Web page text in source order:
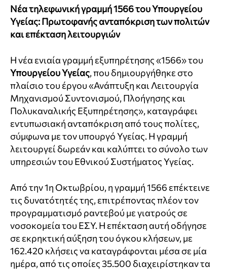
Νέα τηλεφωνική γραμμή 1566 του Υπουργείου
Υγείας: Πρωτοφανής ανταπόκριση των πολιτών
και επέκταση λειτουργιών
Η νέα ενιαία γραμμή εξυπηρέτησης «1566» του
Υπουργείου Υγείας, που δημιουργήθηκε στο
πλαίσιο του έργου «Ανάπτυξη και Λειτουργία
Μηχανισμού Συντονισμού, Πλοήγησης και
Πολυκαναλικής Εξυπηρέτησης», καταγράφει
εντυπωσιακή ανταπόκριση από τους πολίτες,
σύμφωνα με τον υπουργό Υγείας. Η γραμμή
λειτουργεί δωρεάν και καλύπτει το σύνολο των
υπηρεσιών του Εθνικού Συστήματος Υγείας.
Από την 1η Οκτωβρίου, η γραμμή 1566 επέκτεινε
τις δυνατότητές της, επιτρέποντας πλέον τον
προγραμματισμό ραντεβού με γιατρούς σε
νοσοκομεία του ΕΣΥ. Η επέκταση αυτή οδήγησε
σε εκρηκτική αύξηση του όγκου κλήσεων, με
162.420 κλήσεις να καταγράφονται μέσα σε μία
ημέρα, από τις οποίες 35.500 διαχειρίστηκαν τα